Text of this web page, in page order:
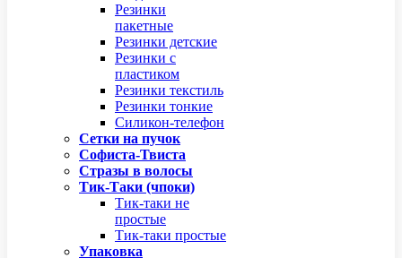
Резинки
пакетные
Резинки детские
Резинки с
пластиком
Резинки текстиль
Резинки тонкие
Силикон-телефон
Сетки на пучок
Софиста-Твиста
Стразы в волосы
Тик-Таки (чпоки)
Тик-таки не
простые
Тик-таки простые
Упаковка